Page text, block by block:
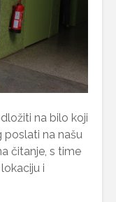
na bilo koji
poslati na našu
čitanje, s time
i